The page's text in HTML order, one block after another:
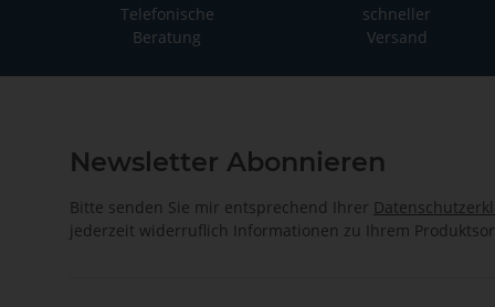
Telefonische
Beratung
schneller
Versand
Newsletter Abonnieren
Bitte senden Sie mir entsprechend Ihrer
jederzeit widerruflich Informationen zu Ihrem